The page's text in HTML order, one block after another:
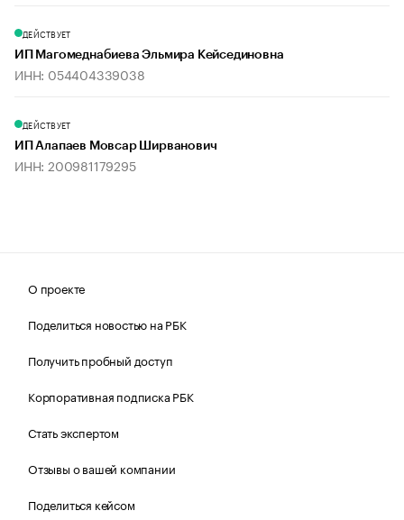
ДЕЙСТВУЕТ
ИП Магомеднабиева Эльмира Кейсединовна
ИНН: 054404339038
ДЕЙСТВУЕТ
ИП Алапаев Мовсар Ширванович
ИНН: 200981179295
О проекте
Поделиться новостью на РБК
Получить пробный доступ
Корпоративная подписка РБК
Стать экспертом
Отзывы о вашей компании
Поделиться кейсом